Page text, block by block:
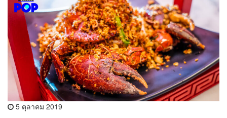
5 ตุลาคม 2019